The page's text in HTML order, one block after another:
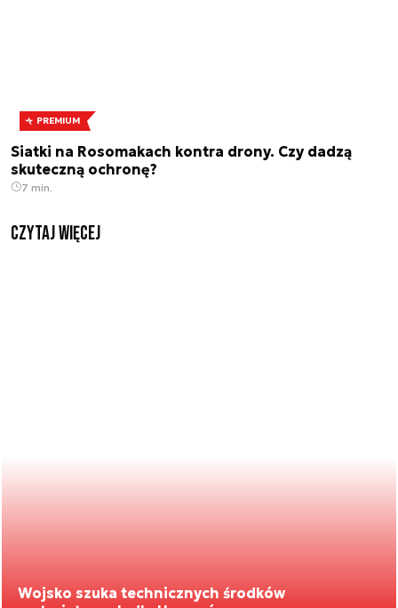
PREMIUM
Siatki na Rosomakach kontra drony. Czy dadzą
skuteczną ochronę?
7 min.
czytaj więcej
Wojsko szuka technicznych środków